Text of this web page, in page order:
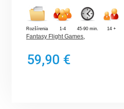
Rozšírenia 1-4 45-90 min. 14 +
Fantasy Flight Games,
59,90 €